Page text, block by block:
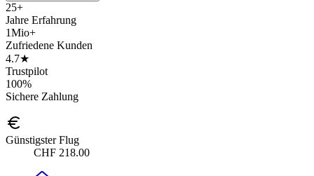
25+
Jahre Erfahrung
1Mio+
Zufriedene Kunden
4.7★
Trustpilot
100%
Sichere Zahlung
Günstigster Flug
CHF 218.00